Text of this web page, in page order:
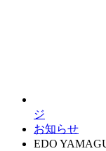
ジ
お知らせ
EDO